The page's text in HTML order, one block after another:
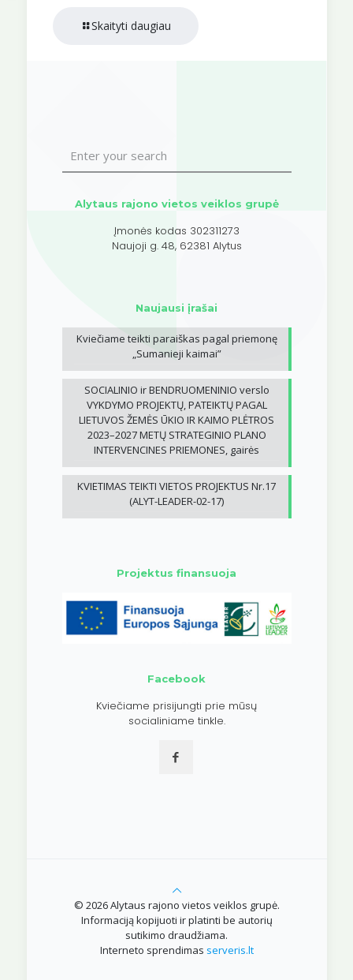
Skaityti daugiau
Alytaus rajono vietos veiklos grupė
Įmonės kodas 302311273
Naujoji g. 48, 62381 Alytus
Naujausi įrašai
Kviečiame teikti paraiškas pagal priemonę
„Sumanieji kaimai”
SOCIALINIO ir BENDRUOMENINIO verslo
VYKDYMO PROJEKTŲ, PATEIKTŲ PAGAL
LIETUVOS ŽEMĖS ŪKIO IR KAIMO PLĖTROS
2023–2027 METŲ STRATEGINIO PLANO
INTERVENCINES PRIEMONES, gairės
KVIETIMAS TEIKTI VIETOS PROJEKTUS Nr.17
(ALYT-LEADER-02-17)
Projektus finansuoja
Facebook
Kviečiame prisijungti prie mūsų
socialiniame tinkle.
© 2026 Alytaus rajono vietos veiklos grupė.
Informaciją kopijuoti ir platinti be autorių
sutikimo draudžiama.
Interneto sprendimas serveris.lt